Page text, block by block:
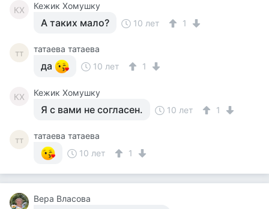
КХ Кежик Хомушку
А таких мало? 10 лет 1
тт татаева татаева
да 10 лет 1
КХ Кежик Хомушку
Я с вами не согласен. 10 лет 1
тт
татаева татаева
10 лет
1
Вера Власова